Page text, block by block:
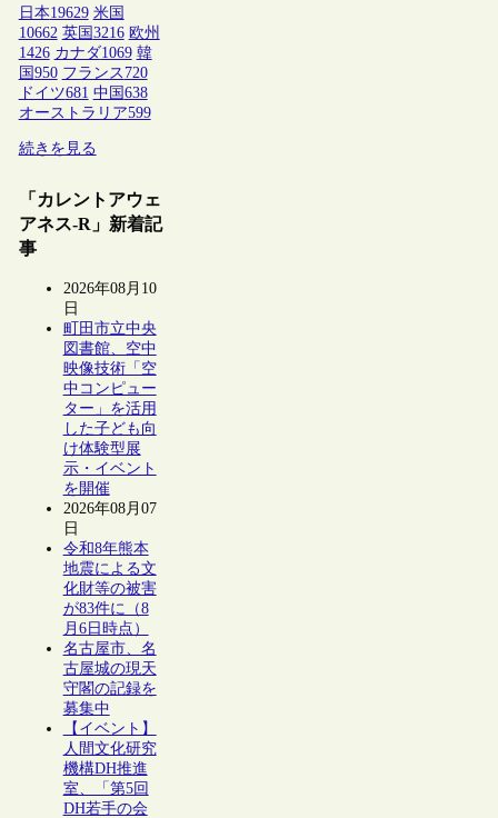
日本19629 米国
10662 英国 3216 欧州
1426 カナダ1069 韓
国 950 フランス 720
ドイツ681 中国 638
オーストラリア599
続きを見る
「カレントアウェ
アネス-R」新着記
事
2026年08月10
日
町田市立中央
図書館、空中
映像技術「空
中コンピュー
ター」を活用
した子ども向
け体験型展
示・イベント
を開催
2026年08月07
日
令和8年熊本
地震による文
化財等の被害
が83件に（8
月6日時点）
名古屋市、名
古屋城の現天
守閣の記録を
募集中
【イベント】
人間文化研究
機構DH推進
室、「第5回
DH若手の会